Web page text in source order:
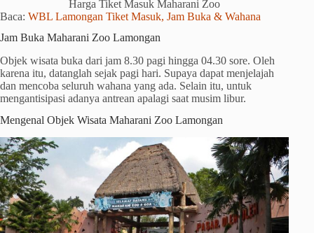
Harga Tiket Masuk Maharani Zoo
Baca: WBL Lamongan Tiket Masuk, Jam Buka & Wahana
Jam Buka Maharani Zoo Lamongan
Objek wisata buka dari jam 8.30 pagi hingga 04.30 sore. Oleh
karena itu, datanglah sejak pagi hari. Supaya dapat menjelajah
dan mencoba seluruh wahana yang ada. Selain itu, untuk
mengantisipasi adanya antrean apalagi saat musim libur.
Mengenal Objek Wisata Maharani Zoo Lamongan